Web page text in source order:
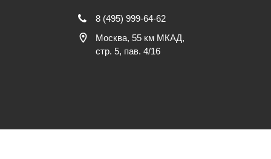
8 (495) 999-64-62
Москва, 55 км МКАД,
стр. 5, пав. 4/16